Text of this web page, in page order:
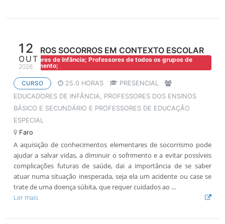
12
OUT
2026
PRIMEIROS SOCORROS EM CONTEXTO ESCOLAR
Educadores de Infância; Professores de todos os grupos de
recrutamento;
CURSO 25.0 HORAS
PRESENCIAL
EDUCADORES DE INFÂNCIA, PROFESSORES DOS ENSINOS
BÁSICO E SECUNDÁRIO E PROFESSORES DE EDUCAÇÃO
ESPECIAL
Faro
A aquisição de conhecimentos elementares de socorrismo pode
ajudar a salvar vidas, a diminuir o sofrimento e a evitar possíveis
complicações futuras de saúde, dai a importância de se saber
atuar numa situação inesperada, seja ela um acidente ou case se
trate de uma doença súbita, que requer cuidados ao ...
Ler mais